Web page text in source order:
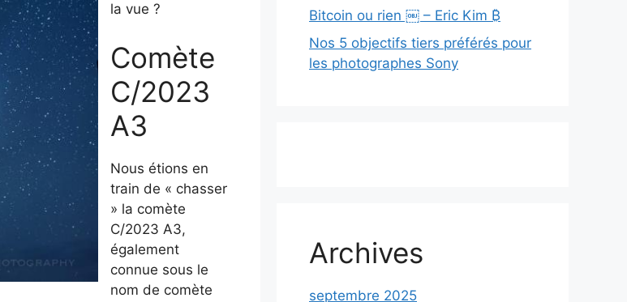
la vue ?
Comète
C/2023
A3
Nous étions en
train de « chasser
» la comète
C/2023 A3,
également
connue sous le
nom de comète
Bitcoin ou rien ￼ – Eric Kim ₿
Nos 5 objectifs tiers préférés pour
les photographes Sony
Archives
septembre 2025